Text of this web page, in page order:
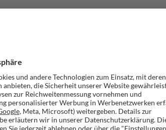
schneidet mühelos Wand- und
und schwenk- sowie
Diagonalschnitten mit einer Kantenlänge